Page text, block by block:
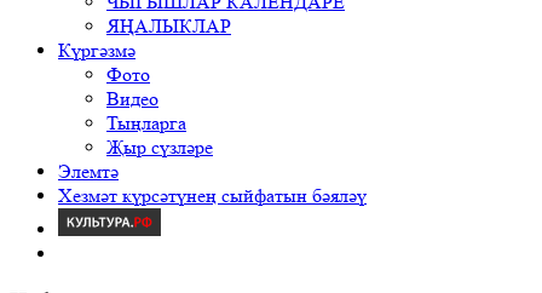
ЯҢАЛЫКЛАР
Күргәзмә
Фото
Видео
Тыңларга
Җыр сүзләре
Элемтә
Хезмәт күрсәтүнең сыйфатын бәяләү